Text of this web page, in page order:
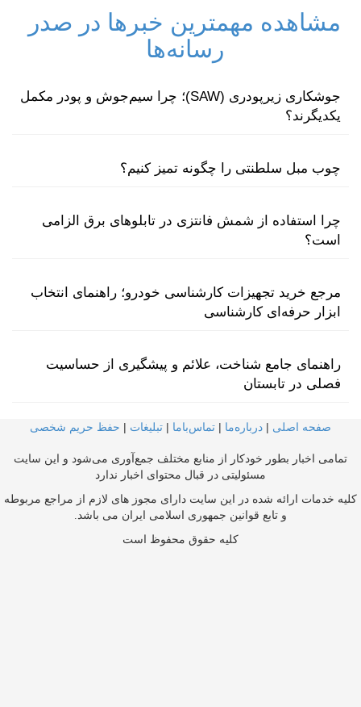
مشاهده مهمترین خبرها در صدر
رسانه‌ها
جوشکاری زیرپودری (SAW)؛ چرا سیم‌جوش و پودر مکمل
یکدیگرند؟
چوب مبل سلطنتی را چگونه تمیز کنیم؟
چرا استفاده از شمش فانتزی در تابلوهای برق الزامی
است؟
مرجع خرید تجهیزات کارشناسی خودرو؛ راهنمای انتخاب
ابزار حرفه‌ای کارشناسی
راهنمای جامع شناخت، علائم و پیشگیری از حساسیت
فصلی در تابستان
صفحه اصلی | درباره‌ما | تماس‌با‌ما | تبلیغات | حفظ حریم شخصی
تمامی اخبار بطور خودکار از منابع مختلف جمع‌آوری می‌شود و این سایت
مسئولیتی در قبال محتوای اخبار ندارد
کلیه خدمات ارائه شده در این سایت دارای مجوز های لازم از مراجع مربوطه
و تابع قوانین جمهوری اسلامی ایران می باشد.
کلیه حقوق محفوظ است